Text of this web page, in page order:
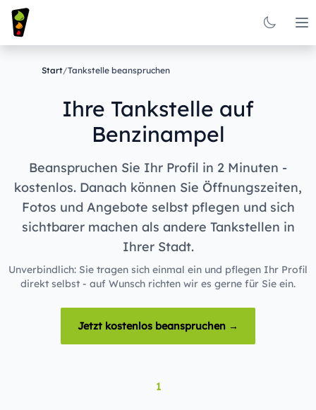
Start/Tankstelle beanspruchen
Ihre Tankstelle auf
Benzinampel
Beanspruchen Sie Ihr Profil in 2 Minuten -
kostenlos. Danach können Sie Öffnungszeiten,
Fotos und Angebote selbst pflegen und sich
sichtbarer machen als andere Tankstellen in
Ihrer Stadt.
Unverbindlich: Sie tragen sich einmal ein und pflegen Ihr Profil
direkt selbst - auf Wunsch richten wir es gerne für Sie ein.
Jetzt kostenlos beanspruchen →
1